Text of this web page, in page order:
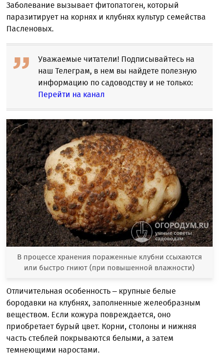
Заболевание вызывает фитопатоген, который
паразитирует на корнях и клубнях культур семейства
Пасленовых.
Уважаемые читатели! Подписывайтесь на
наш Телеграм, в нем вы найдете полезную
информацию по садоводству и не только:
Перейти на канал
В процессе хранения пораженные клубни ссыхаются
или быстро гниют (при повышенной влажности)
Отличительная особенность – крупные белые
бородавки на клубнях, заполненные желеобразным
веществом. Если кожура повреждается, оно
приобретает бурый цвет. Корни, столоны и нижняя
часть стеблей покрываются белыми, а затем
темнеющими наростами.